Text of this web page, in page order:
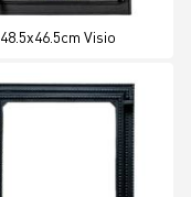
48.5x46.5cm Visio